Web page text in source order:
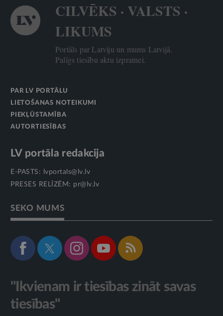
CILVĒKS · VALSTS ·
LIKUMS
Portāls par Latviju un mums Latvijā.
Palīgs tiesību aktu izpratnei.
PAR LV PORTĀLU
LIETOŠANAS NOTEIKUMI
PIEKĻŪSTAMĪBA
AUTORTIESĪBAS
LV portāla redakcija
E-PASTS:
lvportals@lv.lv
PRESES RELĪZĒM: pr@lv.lv
SEKO MUMS
"Ikvienam ir tiesības zināt savas
tiesības"